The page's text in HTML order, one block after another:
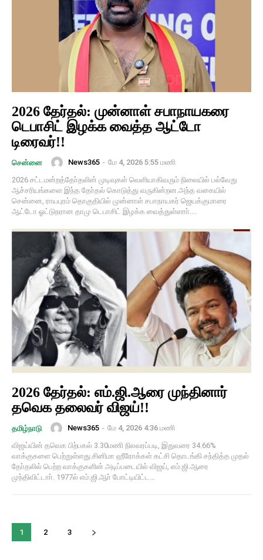
2026 தேர்தல்: முன்னாள் சபாநாயகரை
டெபாசிட் இழக்க வைத்த ஆட்டோ
டிரைவர்!!
சென்னை News365 - மே 4, 2026 5:55 மணி
2026 சட்டமன்றத்தோ்தலின் முடிவுகள் வெளியாகிவரும் நிலையில் பல்வேறு
ஆச்சரியங்களை இந்த தோ்தல் கொடுத்து வருகின்றன.அந்த வகையில்
சென்னை, ராயபுரம் தொகுதியில் முன்னாள் சபாநாயகர் ஜெயக்குமாரை
ஆட்டோ ஓட்டுநரான தாமு டெபாசிட் இழக்க வைத்துள்ளாா்....
2026 தேர்தல்: எம்.ஜி.ஆரை முந்தினார்
தவெக தலைவர் விஜய்!!
தமிழ்நாடு News365 - மே 4, 2026 4:36 மணி
விஜய்யின் தவெக பிற்பகல் 3.30மணி நிலவரப்படி, இதுவரை 34.66%
வாக்குகளை பெற்றுள்ளது.சினிமா ஹீரோக்கள் கட்சி தொடங்கி சந்தித்த முதல்
தோ்தலில் பெற்ற வாக்குகளின் அடிப்படையில் விஜய், எம்.ஜி.ஆரை
முந்திவிட்டாா். 1977ல் எம்.ஜி.ஆா் போட்டியிட்ட...
1 2 3